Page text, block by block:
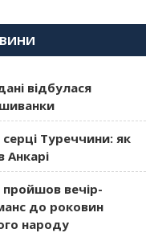
відбулася
Туреччини: як
Анкарі
пройшов вечір-
до роковин
народу